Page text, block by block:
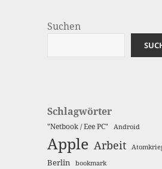
Suchen
Schlagwörter
"Netbook / Eee PC" Android
Apple Arbeit
Berlin bookmark